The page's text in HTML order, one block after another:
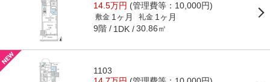
14.5万円 (管理費等：10,000円)
敷金 1ヶ月 礼金 1ヶ月
9階 1DK 30.86㎡
1103